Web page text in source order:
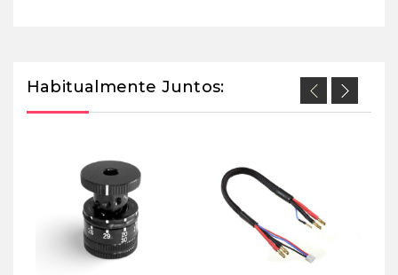
Habitualmente Juntos: